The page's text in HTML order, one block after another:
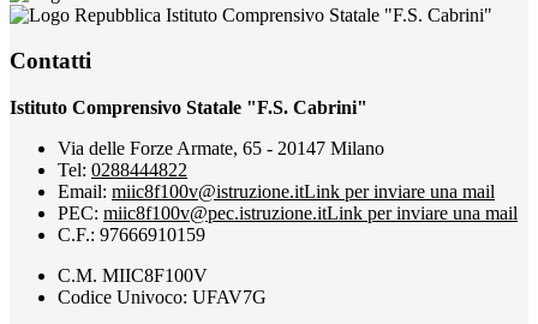
Istituto Comprensivo Statale "F.S. Cabrini"
Contatti
Istituto Comprensivo Statale "F.S. Cabrini"
Via delle Forze Armate, 65 - 20147 Milano
Tel: 0288444822
Email: miic8f100v@istruzione.itLink per inviare una mail
PEC: miic8f100v@pec.istruzione.itLink per inviare una mail
C.F.: 97666910159
C.M. MIIC8F100V
Codice Univoco: UFAV7G